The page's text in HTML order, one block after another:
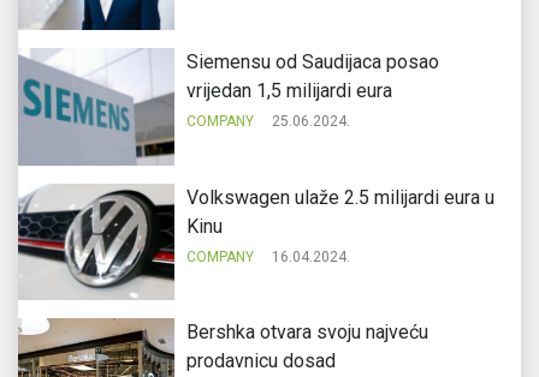
Siemensu od Saudijaca posao
vrijedan 1,5 milijardi eura
COMPANY 25.06.2024.
Volkswagen ulaže 2.5 milijardi eura u
Kinu
COMPANY 16.04.2024.
Bershka otvara svoju najveću
prodavnicu dosad